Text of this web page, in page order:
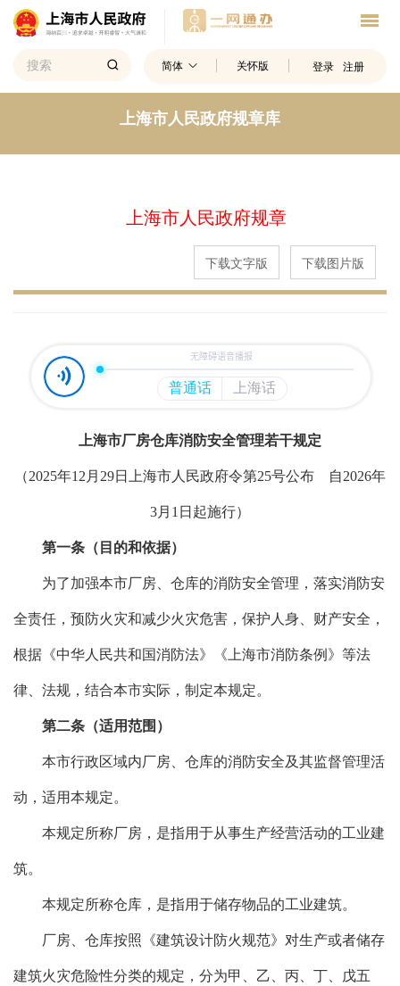
简体 关怀版 登录 注册
上海市人民政府规章库
上海市人民政府规章
下载文字版 下载图片版
上海市厂房仓库消防安全管理若干规定
（2025年12月29日上海市人民政府令第25号公布 自2026年
3月1日起施行）
第一条（目的和依据）
为了加强本市厂房、仓库的消防安全管理，落实消防安
全责任，预防火灾和减少火灾危害，保护人身、财产安全，
根据《中华人民共和国消防法》《上海市消防条例》等法
律、法规，结合本市实际，制定本规定。
第二条（适用范围）
本市行政区域内厂房、仓库的消防安全及其监督管理活
动，适用本规定。
本规定所称厂房，是指用于从事生产经营活动的工业建
筑。
本规定所称仓库，是指用于储存物品的工业建筑。
厂房、仓库按照《建筑设计防火规范》对生产或者储存
建筑火灾危险性分类的规定，分为甲、乙、丙、丁、戊五